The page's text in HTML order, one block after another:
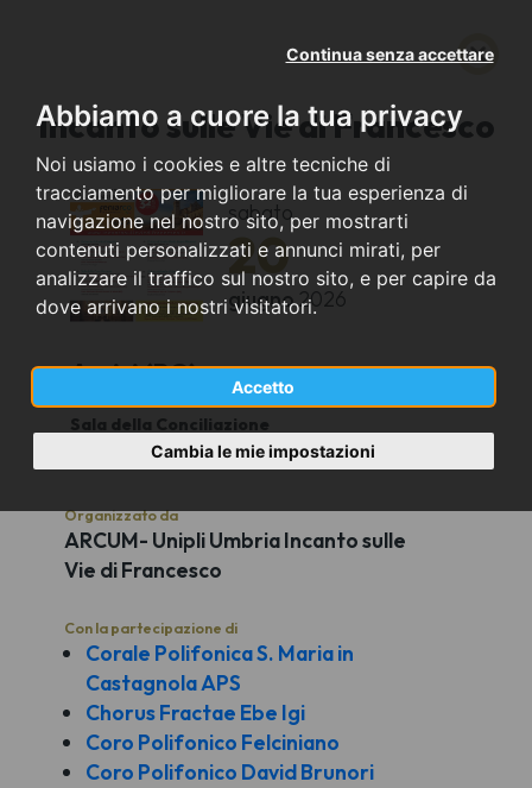
Abbiamo a cuore la tua privacy
Noi usiamo i cookies e altre tecniche di
tracciamento per migliorare la tua esperienza di
navigazione nel nostro sito, per mostrarti
contenuti personalizzati e annunci mirati, per
analizzare il traffico sul nostro sito, e per capire da
dove arrivano i nostri visitatori.
Accetto
Continua senza accettare
Cambia le mie impostazioni
Incanto sulle Vie di Francesco
sabato
20
giugno 2026
Assisi (PG)
Sala della Conciliazione
Organizzato da
ARCUM- Unipli Umbria Incanto sulle
Vie di Francesco
Con la partecipazione di
Corale Polifonica S. Maria in
Castagnola APS
Chorus Fractae Ebe Igi
Coro Polifonico Felciniano
Coro Polifonico David Brunori